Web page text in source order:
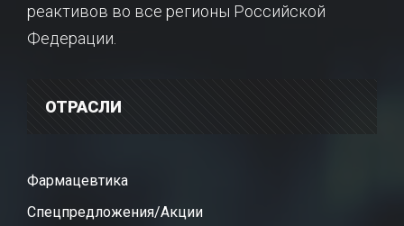
реактивов во все регионы Российской
Федерации.
ОТРАСЛИ
Фармацевтика
Спецпредложения/Акции